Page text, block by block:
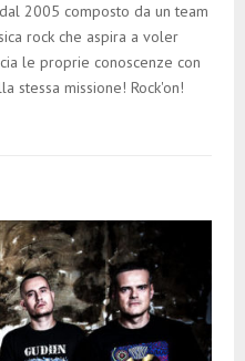
2005 composto da un team
rock che aspira a voler
le proprie conoscenze con
stessa missione! Rock'on!